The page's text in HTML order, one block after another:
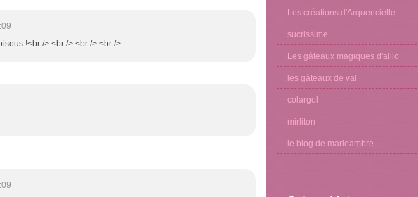
!<br /> <br /> <br /> <br />
Les créations d'Arquencielle
sucrissime
Les gâteaux magiques d'alilo
les gâteaux de val
colargol
mirliton
le blog de marieambre